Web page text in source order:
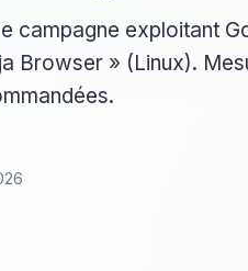
campagne exploitant
Browser » (Linux).